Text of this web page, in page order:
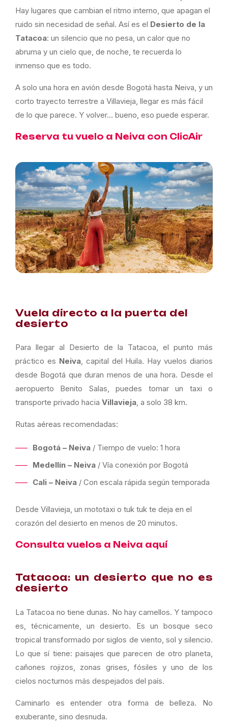
Hay lugares que cambian el ritmo interno, que apagan el
ruido sin necesidad de señal. Así es el Desierto de la
Tatacoa: un silencio que no pesa, un calor que no
abruma y un cielo que, de noche, te recuerda lo
inmenso que es todo.
A solo una hora en avión desde Bogotá hasta Neiva, y un
corto trayecto terrestre a Villavieja, llegar es más fácil
de lo que parece. Y volver… bueno, eso puede esperar.
Reserva tu vuelo a Neiva con ClicAir
Vuela directo a la puerta del
desierto
Para llegar al Desierto de la Tatacoa, el punto más
práctico es Neiva, capital del Huila. Hay vuelos diarios
desde Bogotá que duran menos de una hora. Desde el
aeropuerto Benito Salas, puedes tomar un taxi o
transporte privado hacia Villavieja, a solo 38 km.
Rutas aéreas recomendadas:
Bogotá – Neiva / Tiempo de vuelo: 1 hora
Medellín – Neiva / Vía conexión por Bogotá
Cali – Neiva / Con escala rápida según temporada
Desde Villavieja, un mototaxi o tuk tuk te deja en el
corazón del desierto en menos de 20 minutos.
Consulta vuelos a Neiva aquí
Tatacoa: un desierto que no es
desierto
La Tatacoa no tiene dunas. No hay camellos. Y tampoco
es, técnicamente, un desierto. Es un bosque seco
tropical transformado por siglos de viento, sol y silencio.
Lo que sí tiene: paisajes que parecen de otro planeta,
cañones rojizos, zonas grises, fósiles y uno de los
cielos nocturnos más despejados del país.
Caminarlo es entender otra forma de belleza. No
exuberante, sino desnuda.